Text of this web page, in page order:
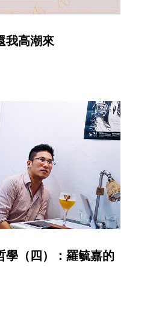
我高潮來
學（四）：羅毓嘉的